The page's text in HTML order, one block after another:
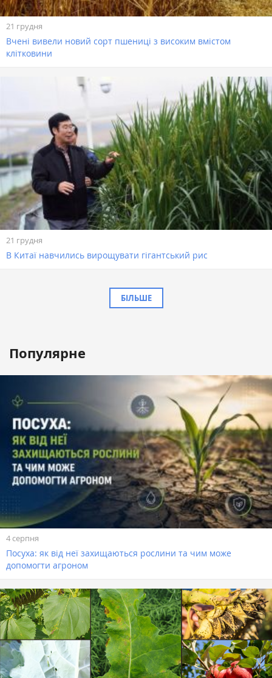
21 грудня
Вчені вивели новий сорт пшениці з високим вмістом
клітковини
21 грудня
В Китаї навчились вирощувати гігантський рис
БІЛЬШЕ
Популярне
4 серпня
Посуха: як від неї захищаються рослини та чим може
допомогти агроном